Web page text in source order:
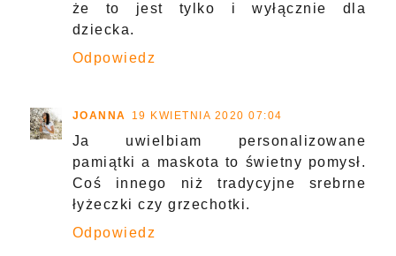
że to jest tylko i wyłącznie dla
dziecka.
Odpowiedz
JOANNA 19 KWIETNIA 2020 07:04
Ja uwielbiam personalizowane
pamiątki a maskota to świetny pomysł.
Coś innego niż tradycyjne srebrne
łyżeczki czy grzechotki.
Odpowiedz